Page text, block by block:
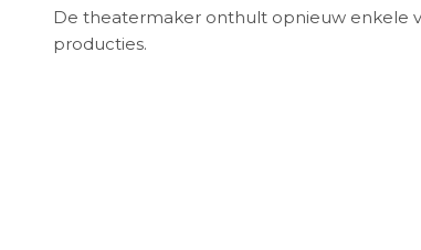
De theatermaker onthult opnieuw enkele
producties.